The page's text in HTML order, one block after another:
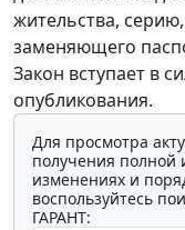
жительства,
заменяющего
Закон вступает в
опубликования.
Для просмотра
получения полной
изменениях и
воспользуйтесь
ГАРАНТ: